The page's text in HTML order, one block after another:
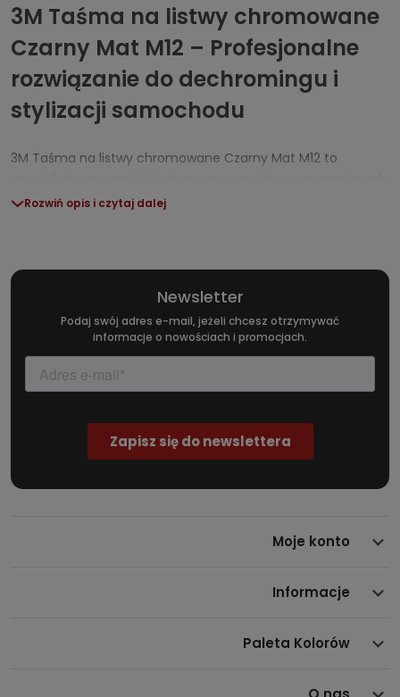
3M Taśma na listwy chromowane
Czarny Mat M12 – Profesjonalne
rozwiązanie do dechromingu i
stylizacji samochodu
3M Taśma na listwy chromowane Czarny Mat M12 to
użytkownikach, którzy szukają efektownego sposobu na tzw.
detale i uzyskać nowoczesny, dynamiczny efekt Shadow-
Najważniejsze właściwości i
technologie
Taśma bazuje na niezawodnej technologii 3M – światowego
lidera w produkcji materiałów samoprzylepnych.
dobrą przyczepność oraz łatwość aplikacji zarówno na
wykończenie „Czarny Mat” doskonale komponuje się z
Rozwiń opis i czytaj dalej
Newsletter
Podaj swój adres e-mail, jeżeli chcesz otrzymywać
informacje o nowościach i promocjach.
Moje konto
Informacje
Paleta Kolorów